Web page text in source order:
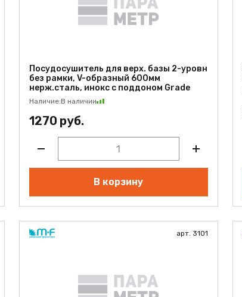
Посудосушитель для верх. базы 2-уровн
без рамки, V-образный 600мм
нерж.сталь, инокс с поддоном Grade
Наличие:В наличии
1270 руб.
В корзину
арт. 3101